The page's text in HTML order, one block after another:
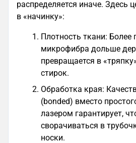
распределяется иначе. Здесь
в «начинку»:
Плотность ткани: Более
микрофибра дольше
превращается в
стирок.
Обработка края:
(bonded) вместо
лазером гарантирует,
сворачиваться в
носки.